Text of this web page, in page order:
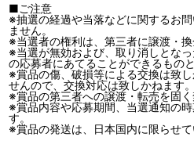
■ご注意
※抽選の経過や当落などに関するお
ません。
※当選者の権利は、第三者に譲渡・換
※当選が無効および、取り消しとな
の応募者にあてることができるものと
※賞品の傷、破損等による交換は致
せんので、交換対応は致しかねます
※賞品の第三者への譲渡・転売を固く
※賞品内容や応募期間、当選通知の
す。
※賞品の発送は、日本国内に限らせて